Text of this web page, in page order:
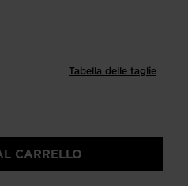
Tabella delle taglie
CARRELLO